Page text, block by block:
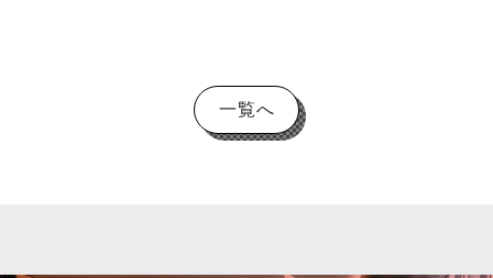
一覧へ